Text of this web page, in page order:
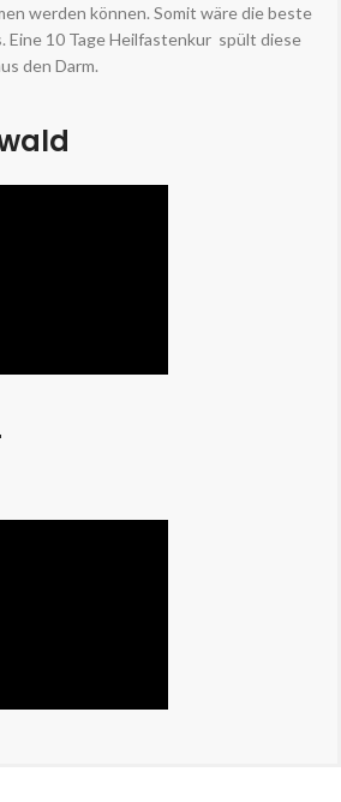
werden können. Somit wäre die beste
Eine 10 Tage Heilfastenkur spült diese
den Darm.